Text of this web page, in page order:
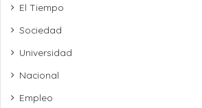
El Tiempo
Sociedad
Universidad
Nacional
Empleo